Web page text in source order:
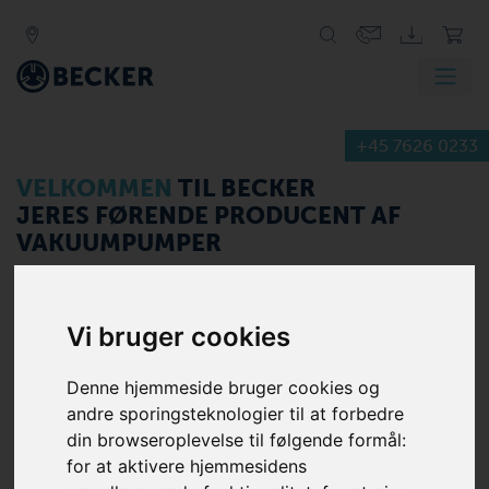
Vi bruger cookies
Denne hjemmeside bruger cookies og
andre sporingsteknologier til at forbedre
din browseroplevelse til følgende formål:
for at aktivere hjemmesidens
+45 7626 0233
VELKOMMEN TIL BECKER
JERES FØRENDE PRODUCENT AF
VAKUUMPUMPER
vakuum systemer og
kompressorer
Gå på opdagelse i vores produkter
FIND DIN PASSENDELUFTLØSNING